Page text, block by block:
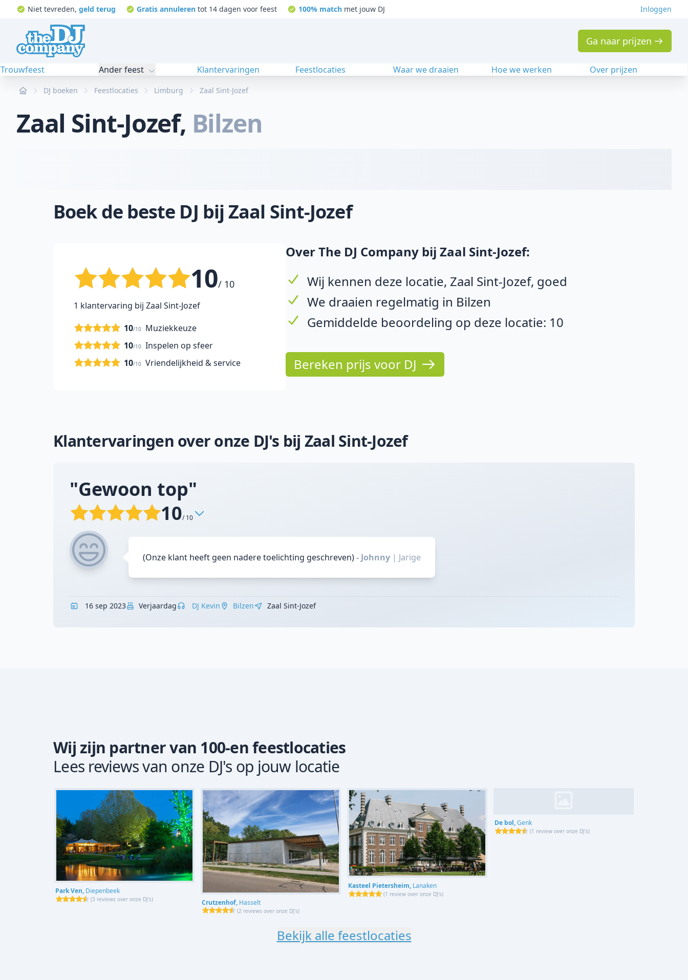
Niet tevreden, geld terug Gratis annuleren tot 14 dagen voor feest 100% matchmet jouw DJ Inloggen
Ga naar prijzen
Trouwfeest Ander feest Klantervaringen Feestlocaties Waar we draaien Hoe we werken Over prijzen
Home DJ boeken Feestlocaties Limburg Zaal Sint-Jozef
Zaal Sint-Jozef, Bilzen
Boek de beste DJ bij Zaal Sint-Jozef
10/ 10
1 klantervaring bij Zaal Sint-Jozef
Muziekkeuze
10/10
Inspelen op sfeer
10/10
Vriendelijkheid & service
10/10
Over The DJ Company bij Zaal Sint-Jozef:
Wij kennen deze locatie, Zaal Sint-Jozef, goed
We draaien regelmatig in Bilzen
Gemiddelde beoordeling op deze locatie: 10
Bereken prijs voor DJ
Klantervaringen over onze DJ's bij Zaal Sint-Jozef
"Gewoon top"
10/ 10
(Onze klant heeft geen nadere toelichting geschreven)- Johnny | Jarige
16 sep 2023 Verjaardag DJ Kevin Bilzen Zaal Sint-Jozef
Wij zijn partner van 100-en feestlocaties
Lees reviews van onze DJ's op jouw locatie
Park Ven, Diepenbeek
(3 reviews over onze DJ's) Crutzenhof, Hasselt
(2 reviews over onze DJ's)
Kasteel Pietersheim, Lanaken
(1 review over onze DJ's)
De bol,Genk
(1 review over onze DJ's)
Bekijk alle feestlocaties